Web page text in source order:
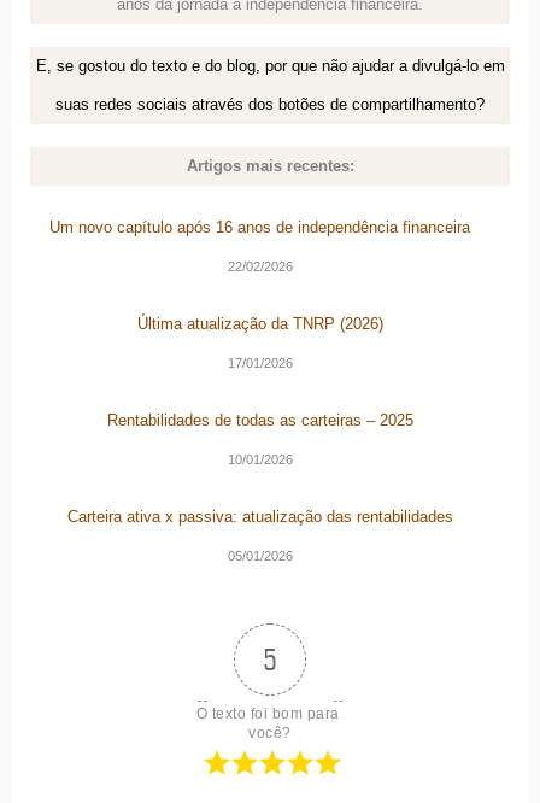
anos da jornada à independência financeira.
E, se gostou do texto e do blog, por que não ajudar a divulgá-lo em
suas redes sociais através dos botões de compartilhamento?
Artigos mais recentes:
Um novo capítulo após 16 anos de independência financeira
22/02/2026
Última atualização da TNRP (2026)
17/01/2026
Rentabilidades de todas as carteiras – 2025
10/01/2026
Carteira ativa x passiva: atualização das rentabilidades
05/01/2026
5
O texto foi bom para
você?